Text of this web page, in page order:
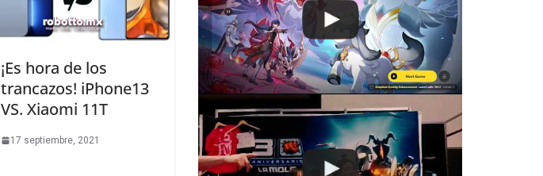
¡Es hora de los
trancazos! iPhone13
VS. Xiaomi 11T
17 septiembre, 2021